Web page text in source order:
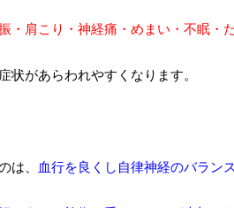
・肩こり・神経痛・めまい・不眠・
状があらわれやすくなります。
は、 血行を良くし自律神経のバランス